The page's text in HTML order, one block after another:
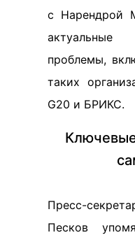
с Нарендрой
проблемы,
таких
G20 и БРИКС.
Пресс-
Песков